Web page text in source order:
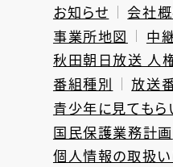
お知らせ 会社
事業所地図
中
秋田朝日放送 人
番組種別
放送
青少年に見てもら
国民保護業務計画
個人情報の取扱